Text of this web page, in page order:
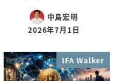
中島宏明
2026年7月1日
IFA Walker